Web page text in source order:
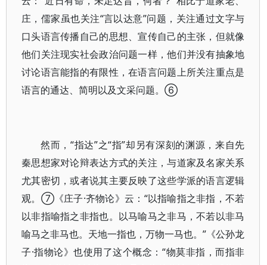
庄，儒家虽也关注“言以达意”问题，关注通过文字与
口头语言传播自己的思想、宣传自己的主张，但就像
他们关注现实社会政治问题一样，他们并没有抽象地
讨论语言能指的有限性，在语言问题上所关注重点是
语言的通达、简明以及文采问题。⑥
然而，“指达”之“指”却另有深刻的渊源，来自先
秦思想家对论辩表达方式的关注，与道家及名家关系
尤其密切，或者说其主要反映了这些学派的语言逻辑
观。⑦《庄子·齐物论》云：“以指喻指之非指，不若
以非指喻指之非指也。以马喻马之非马，不若以非马
喻马之非马也。天地一指也，万物一马也。”《公孙龙
子·指物论》也使用了这个概念：“物莫非指，而指非